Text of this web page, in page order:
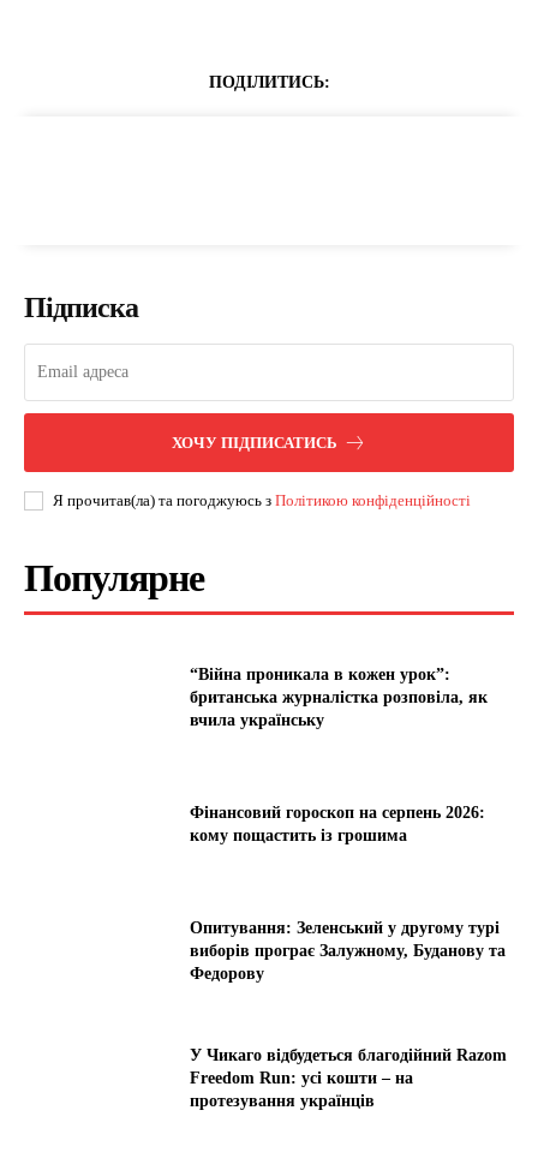
ПОДІЛИТИСЬ:
Підписка
ХОЧУ ПІДПИСАТИСЬ
Я прочитав(ла) та погоджуюсь з Політикою конфіденційності
Популярне
“Війна проникала в кожен урок”:
британська журналістка розповіла, як
вчила українську
Фінансовий гороскоп на серпень 2026:
кому пощастить із грошима
Опитування: Зеленський у другому турі
виборів програє Залужному, Буданову та
Федорову
У Чикаго відбудеться благодійний Razom
Freedom Run: усі кошти – на
протезування українців